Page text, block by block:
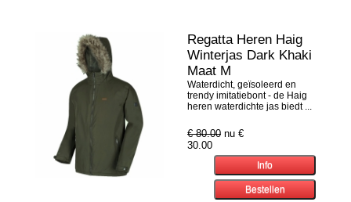
Regatta Heren Haig
Winterjas Dark Khaki
Maat M
Waterdicht, geïsoleerd en
trendy imitatiebont - de Haig
heren waterdichte jas biedt ...
€ 80.00 nu €
30.00